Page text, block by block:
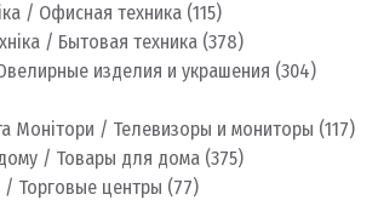
/ Офисная техника (115)
/ Бытовая техника (378)
изделия и украшения (304)
Монітори / Телевизоры и мониторы (117)
/ Товары для дома (375)
/ Торговые центры (77)